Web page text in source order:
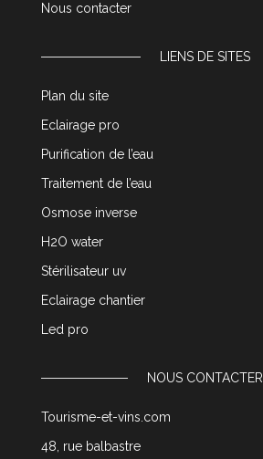
Nous contacter
LIENS DE SITES
Plan du site
Eclairage pro
Purification de l’eau
Traitement de l’eau
Osmose inverse
H2O water
Stérilisateur uv
Eclairage chantier
Led pro
NOUS CONTACTER
Tourisme-et-vins.com
48, rue balbastre